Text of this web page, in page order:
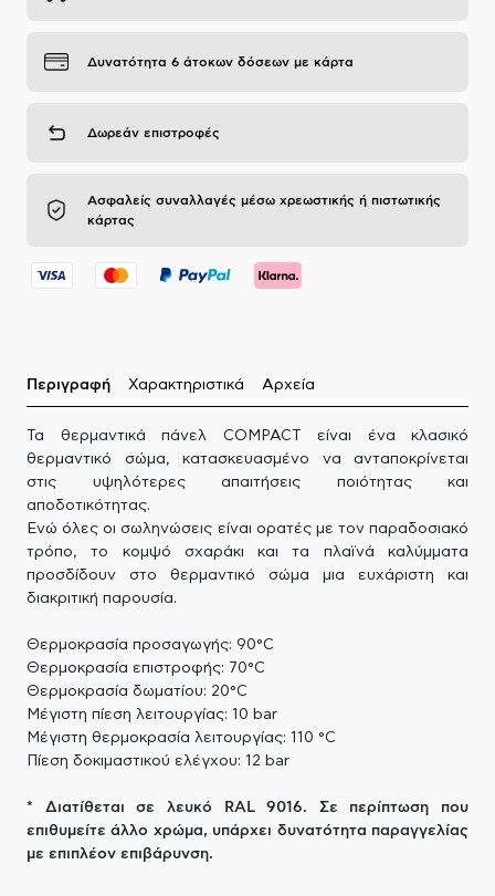
Δυνατότητα 6 άτοκων δόσεων με κάρτα
Δωρεάν επιστροφές
Ασφαλείς συναλλαγές μέσω χρεωστικής ή πιστωτικής
κάρτας
Περιγραφή Χαρακτηριστικά Αρχεία
Τα θερμαντικά πάνελ COMPACT είναι ένα κλασικό
θερμαντικό σώμα, κατασκευασμένο να ανταποκρίνεται
στις υψηλότερες απαιτήσεις ποιότητας και
αποδοτικότητας.
Ενώ όλες οι σωληνώσεις είναι ορατές με τον παραδοσιακό
τρόπο, το κομψό σχαράκι και τα πλαϊνά καλύμματα
προσδίδουν στο θερμαντικό σώμα μια ευχάριστη και
διακριτική παρουσία.
Θερμοκρασία προσαγωγής: 90°C
Θερμοκρασία επιστροφής: 70°C
Θερμοκρασία δωματίου: 20°C
Μέγιστη πίεση λειτουργίας: 10 bar
Μέγιστη θερμοκρασία λειτουργίας: 110 °C
Πίεση δοκιμαστικού ελέγχου: 12 bar
* Διατίθεται σε λευκό RAL 9016. Σε περίπτωση που
επιθυμείτε άλλο χρώμα, υπάρχει δυνατότητα παραγγελίας
με επιπλέον επιβάρυνση.